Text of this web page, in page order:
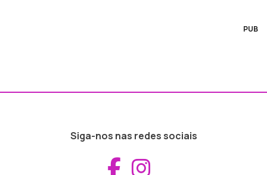
PUB
Siga-nos nas redes sociais
Aceder ao